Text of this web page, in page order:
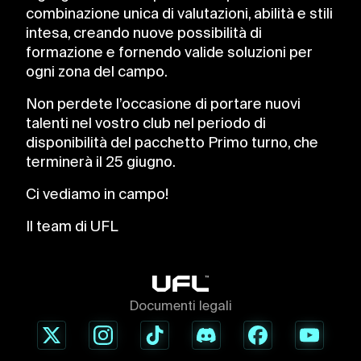
combinazione unica di valutazioni, abilità e stili
intesa, creando nuove possibilità di
formazione e fornendo valide soluzioni per
ogni zona del campo.
Non perdete l’occasione di portare nuovi
talenti nel vostro club nel periodo di
disponibilità del pacchetto Primo turno, che
terminerà il 25 giugno.
Ci vediamo in campo!
Il team di UFL
Documenti legali